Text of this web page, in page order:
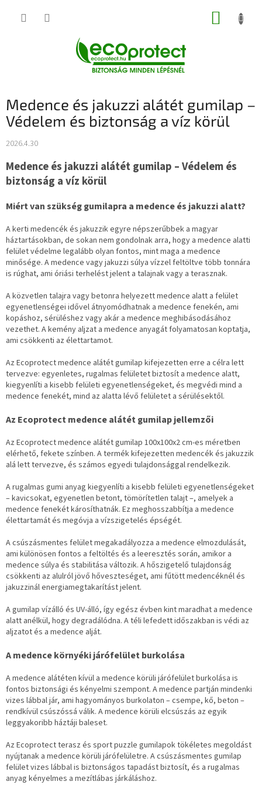
KOSÁR
Medence és jakuzzi alátét gumilap –
Védelem és biztonság a víz körül
2026.4.30
Medence és jakuzzi alátét gumilap – Védelem és
biztonság a víz körül
Miért van szükség gumilapra a medence és jakuzzi alatt?
A kerti medencék és jakuzzik egyre népszerűbbek a magyar
háztartásokban, de sokan nem gondolnak arra, hogy a medence alatti
felület védelme legalább olyan fontos, mint maga a medence
minősége. A medence vagy jakuzzi súlya vízzel feltöltve több tonnára
is rúghat, ami óriási terhelést jelent a talajnak vagy a terasznak.
A közvetlen talajra vagy betonra helyezett medence alatt a felület
egyenetlenségei idővel átnyomódhatnak a medence fenekén, ami
kopáshoz, sérüléshez vagy akár a medence meghibásodásához
vezethet. A kemény aljzat a medence anyagát folyamatosan koptatja,
ami csökkenti az élettartamot.
Az Ecoprotect medence alátét gumilap kifejezetten erre a célra lett
tervezve: egyenletes, rugalmas felületet biztosít a medence alatt,
kiegyenlíti a kisebb felületi egyenetlenségeket, és megvédi mind a
medence fenekét, mind az alatta lévő felületet a sérülésektől.
Az Ecoprotect medence alátét gumilap jellemzői
Az Ecoprotect medence alátét gumilap 100x100x2 cm-es méretben
elérhető, fekete színben. A termék kifejezetten medencék és jakuzzik
alá lett tervezve, és számos egyedi tulajdonsággal rendelkezik.
A rugalmas gumi anyag kiegyenlíti a kisebb felületi egyenetlenségeket
– kavicsokat, egyenetlen betont, tömörítetlen talajt –, amelyek a
medence fenekét károsíthatnák. Ez meghosszabbítja a medence
élettartamát és megóvja a vízszigetelés épségét.
A csúszásmentes felület megakadályozza a medence elmozdulását,
ami különösen fontos a feltöltés és a leeresztés során, amikor a
medence súlya és stabilitása változik. A hőszigetelő tulajdonság
csökkenti az alulról jövő hőveszteséget, ami fűtött medencéknél és
jakuzzinál energiamegtakarítást jelent.
A gumilap vízálló és UV-álló, így egész évben kint maradhat a medence
alatt anélkül, hogy degradálódna. A téli lefedett időszakban is védi az
aljzatot és a medence alját.
A medence környéki járófelület burkolása
A medence alátéten kívül a medence körüli járófelület burkolása is
fontos biztonsági és kényelmi szempont. A medence partján mindenki
vizes lábbal jár, ami hagyományos burkolaton – csempe, kő, beton –
rendkívül csúszóssá válik. A medence körüli elcsúszás az egyik
leggyakoribb háztáji baleset.
Az Ecoprotect terasz és sport puzzle gumilapok tökéletes megoldást
nyújtanak a medence körüli járófelületre. A csúszásmentes gumilap
felület vizes lábbal is biztonságos tapadást biztosít, és a rugalmas
anyag kényelmes a mezítlábas járkáláshoz.